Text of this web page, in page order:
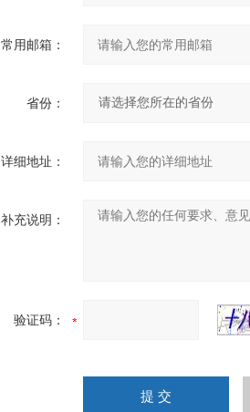
常用邮箱：
省份：
详细地址：
补充说明：
验证码：